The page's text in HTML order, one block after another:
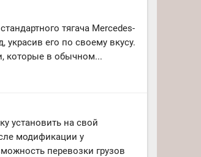
тягача Mercedes-
его по своему вкусу.
которые в обычном...
установить на свой
модификации у
перевозки грузов